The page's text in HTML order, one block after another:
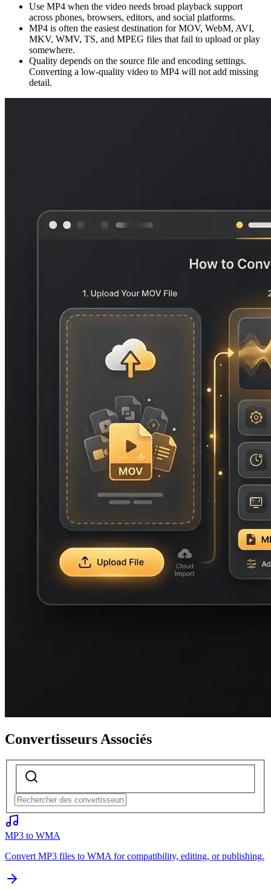
Use MP4 when the video needs broad playback support
across phones, browsers, editors, and social platforms.
MP4 is often the easiest destination for MOV, WebM, AVI,
MKV, WMV, TS, and MPEG files that fail to upload or play
somewhere.
Quality depends on the source file and encoding settings.
Converting a low-quality video to MP4 will not add missing
detail.
Convertisseurs Associés
MP3 to WMA
Convert MP3 files to WMA for compatibility, editing, or publishing.